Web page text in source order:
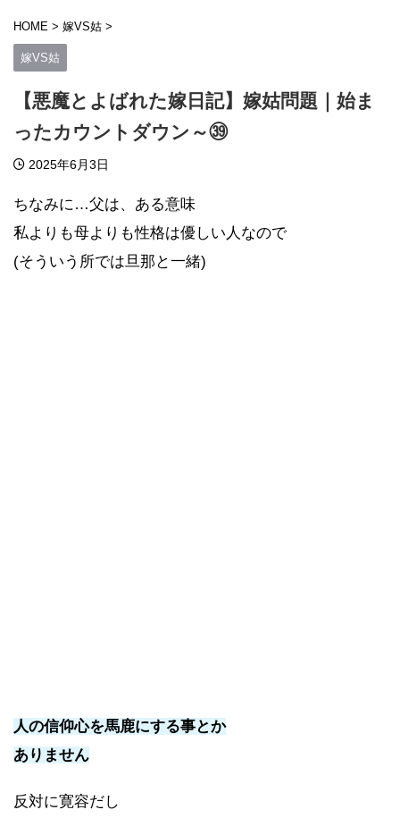
HOME > 嫁VS姑 >
嫁VS姑
【悪魔とよばれた嫁日記】嫁姑問題｜始ま
ったカウントダウン～㊴
2025年6月3日
ちなみに…父は、ある意味
私よりも母よりも性格は優しい人なので
(そういう所では旦那と一緒)
人の信仰心を馬鹿にする事とか
ありません
反対に寛容だし